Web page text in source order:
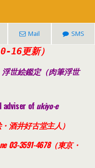
Mail SMS
16更新）
浮世絵鑑定（肉筆浮世
adviser of ukiyo-e
酒井好古堂主人）
03-3591-4678（東京・